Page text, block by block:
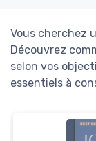
Vous cherchez
Découvrez
selon vos
essentiels à